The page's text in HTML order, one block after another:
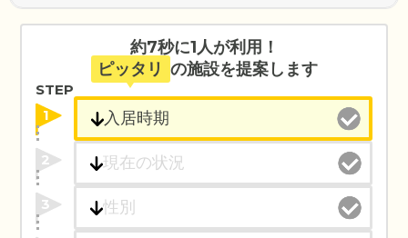
約7秒に1人が利用！
ピッタリ の施設を提案します
STEP
1
2
3